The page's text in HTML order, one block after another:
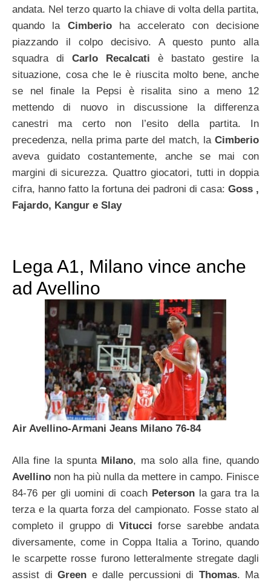
andata. Nel terzo quarto la chiave di volta della partita,
quando la Cimberio
ha accelerato con decisione
piazzando il colpo decisivo. A questo punto alla
squadra di Carlo Recalcati è bastato gestire la
situazione, cosa che le è riuscita molto bene, anche
se nel finale la Pepsi è risalita sino a meno 12
mettendo di nuovo in discussione la differenza
canestri ma certo non l’esito della partita. In
precedenza, nella prima parte del match, la Cimberio
aveva guidato costantemente, anche se mai con
margini di sicurezza. Quattro giocatori, tutti in doppia
cifra, hanno fatto la fortuna dei padroni di casa: Goss ,
Fajardo, Kangur e Slay
Lega A1, Milano vince anche
ad Avellino
Air Avellino-Armani Jeans Milano 76-84
Alla fine la spunta Milano, ma solo alla fine, quando
Avellino non ha più nulla da mettere in campo. Finisce
84-76 per gli uomini di coach Peterson la gara tra la
terza e la quarta forza del campionato. Fosse stato al
completo il gruppo diVitucci forse sarebbe andata
diversamente, come in Coppa Italia a Torino, quando
le scarpette rosse furono letteralmente stregate dagli
assist di Green e dalle percussioni di Thomas. Ma